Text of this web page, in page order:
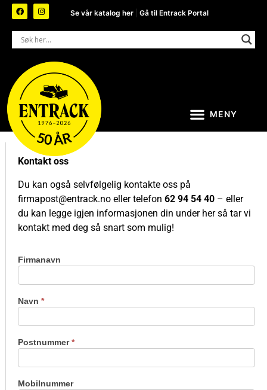
Se vår katalog her |Gå til Entrack Portal
Kontakt oss
Du kan også selvfølgelig kontakte oss på
firmapost@entrack.noeller telefon 62 94 54 40– eller
du kan legge igjen informasjonen din under her så tar vi
kontakt med deg så snart som mulig!
Kontakt
Firmanavn
Navn *
Postnummer*
Mobilnummer